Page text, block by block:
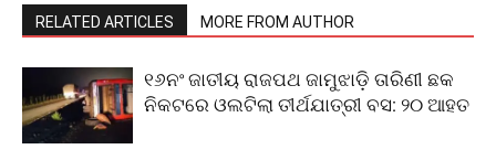
RELATED ARTICLES MORE FROM AUTHOR
୧୬ନଂ ଜାତୀୟ ରାଜପଥ ଜାମୁଝାଡ଼ି ତାରିଣୀ ଛକ
ନିକଟରେ ଓଲଟିଲା ତୀର୍ଥଯାତ୍ରୀ ବସ: ୨୦ ଆହତ